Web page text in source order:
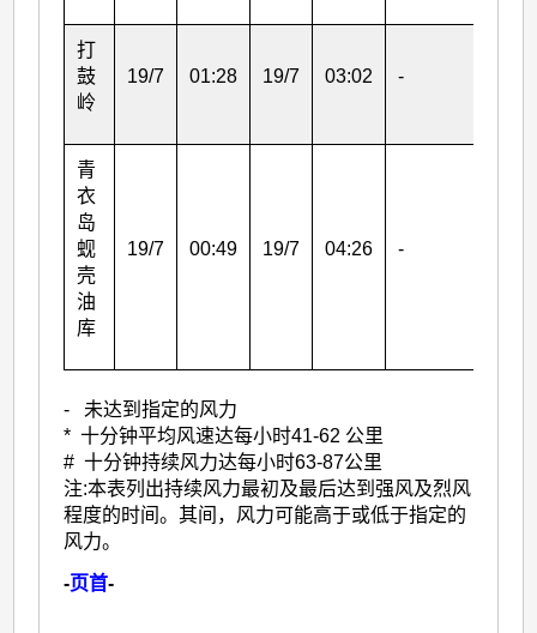
打
鼓
岭
19/7 01:28 19/7 03:02 -
青
衣
岛
蚬
壳
油
库
19/7 00:49 19/7 04:26 -
- 未达到指定的风力
* 十分钟平均风速达每小时41-62 公里
# 十分钟持续风力达每小时63-87公里
注:本表列出持续风力最初及最后达到强风及烈风
程度的时间。其间，风力可能高于或低于指定的
风力。
-页首-